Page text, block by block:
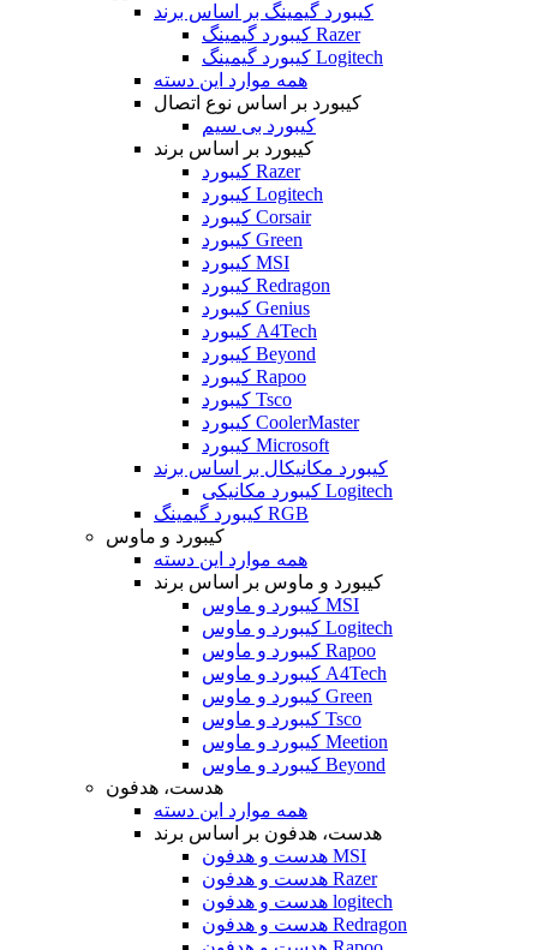
کیبورد گیمینگ بر اساس برند
کیبورد گیمینگ Razer
کیبورد گیمینگ Logitech
همه موارد این دسته
کیبورد بر اساس نوع اتصال
کیبورد بی سیم
کیبورد بر اساس برند
کیبورد Razer
کیبورد Logitech
کیبورد Corsair
کیبورد Green
کیبورد MSI
کیبورد Redragon
کیبورد Genius
کیبورد A4Tech
کیبورد Beyond
کیبورد Rapoo
کیبورد Tsco
کیبورد CoolerMaster
کیبورد Microsoft
کیبورد مکانیکال بر اساس برند
کیبورد مکانیکی Logitech
کیبورد گیمینگ RGB
کیبورد و ماوس
همه موارد این دسته
کیبورد و ماوس بر اساس برند
کیبورد و ماوس MSI
کیبورد و ماوس Logitech
کیبورد و ماوس Rapoo
کیبورد و ماوس A4Tech
کیبورد و ماوس Green
کیبورد و ماوس Tsco
کیبورد و ماوس Meetion
کیبورد و ماوس Beyond
هدست، هدفون
همه موارد این دسته
هدست، هدفون بر اساس برند
هدست و هدفون MSI
هدست و هدفون Razer
هدست و هدفون logitech
هدست و هدفون Redragon